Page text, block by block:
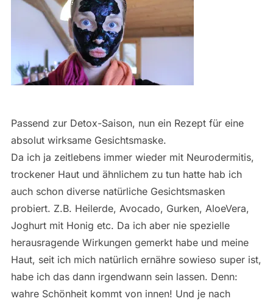
Passend zur Detox-Saison, nun ein Rezept für eine
absolut wirksame Gesichtsmaske.
Da ich ja zeitlebens immer wieder mit Neurodermitis,
trockener Haut und ähnlichem zu tun hatte hab ich
auch schon diverse natürliche Gesichtsmasken
probiert. Z.B. Heilerde, Avocado, Gurken, AloeVera,
Joghurt mit Honig etc. Da ich aber nie spezielle
herausragende Wirkungen gemerkt habe und meine
Haut, seit ich mich natürlich ernähre sowieso super ist,
habe ich das dann irgendwann sein lassen. Denn:
wahre Schönheit kommt von innen! Und je nach